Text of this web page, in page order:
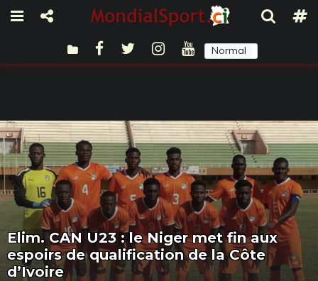
Normal
Elim. CAN U23 : le Niger met fin aux
espoirs de qualification de la Côte
d’Ivoire